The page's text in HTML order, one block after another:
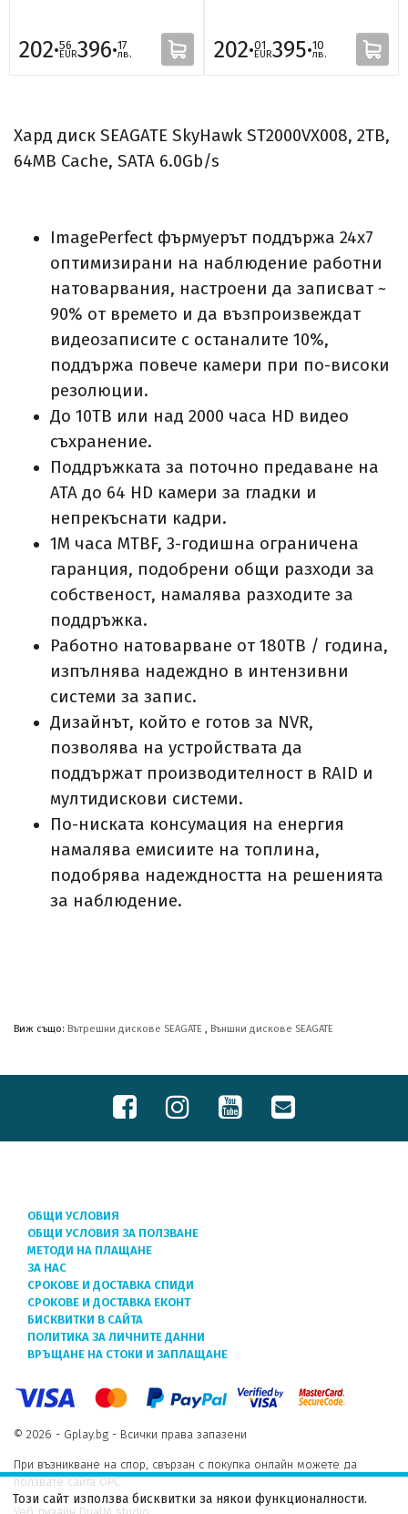
202·56
EUR396·17
лв. 202·01
EUR395·10
лв.
Хард диск SEAGATE SkyHawk ST2000VX008, 2TB,
64MB Cache, SATA 6.0Gb/s
ImagePerfect фърмуерът поддържа 24x7
оптимизирани на наблюдение работни
натоварвания, настроени да записват ~
90% от времето и да възпроизвеждат
видеозаписите с останалите 10%,
поддържа повече камери при по-високи
резолюции.
До 10TB или над 2000 часа HD видео
съхранение.
Поддръжката за поточно предаване на
ATA до 64 HD камери за гладки и
непрекъснати кадри.
1M часа MTBF, 3-годишна ограничена
гаранция, подобрени общи разходи за
собственост, намалява разходите за
поддръжка.
Работно натоварване от 180TB / година,
изпълнява надеждно в интензивни
системи за запис.
Дизайнът, който е готов за NVR,
позволява на устройствата да
поддържат производителност в RAID и
мултидискови системи.
По-ниската консумация на енергия
намалява емисиите на топлина,
подобрява надеждността на решенията
за наблюдение.
Виж също: Вътрешни дискове SEAGATE , Външни дискове SEAGATE
ОБЩИ УСЛОВИЯ
ОБЩИ УСЛОВИЯ ЗА ПОЛЗВАНЕ
МЕТОДИ НА ПЛАЩАНЕ
ЗА НАС
СРОКОВЕ И ДОСТАВКА СПИДИ
СРОКОВЕ И ДОСТАВКА ЕКОНТ
БИСКВИТКИ В САЙТА
ПОЛИТИКА ЗА ЛИЧНИТЕ ДАННИ
ВРЪЩАНЕ НА СТОКИ И ЗАПЛАЩАНЕ
© 2026 - Gplay.bg - Всички права запазени
При възникване на спор, свързан с покупка онлайн можете да
ползвате сайта ОРС.
Този сайт използва бисквитки за някои функционалности.